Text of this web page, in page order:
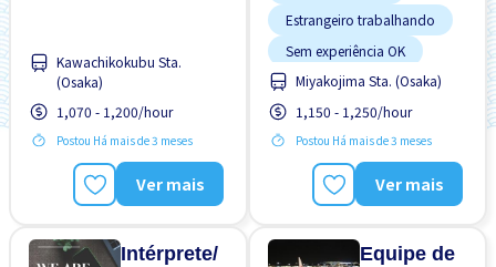
Kawachikokubu Sta.
(Osaka)
1,070 - 1,200/hour
Postou Há mais de 3 meses
Ver mais
Estrangeiro trabalhando
Sem experiência OK
Transporte pago
Turno FDS
Miyakojima Sta. (Osaka)
1,150 - 1,250/hour
Postou Há mais de 3 meses
Ver mais
Intérprete/
Equipe de